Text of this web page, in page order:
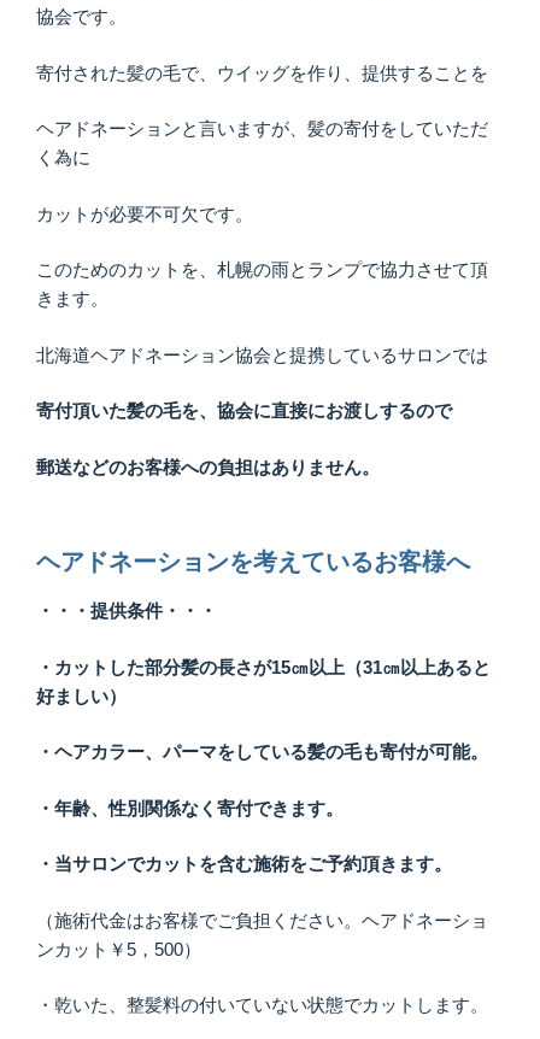
協会です。
寄付された髪の毛で、ウイッグを作り、提供することを
ヘアドネーションと言いますが、髪の寄付をしていただ
く為に
カットが必要不可欠です。
このためのカットを、札幌の雨とランプで協力させて頂
きます。
北海道ヘアドネーション協会と提携しているサロンでは
寄付頂いた髪の毛を、協会に直接にお渡しするので
郵送などのお客様への負担はありません。
ヘアドネーションを考えているお客様へ
・・・提供条件・・・
・カットした部分髪の長さが15㎝以上（31㎝以上あると
好ましい）
・ヘアカラー、パーマをしている髪の毛も寄付が可能。
・年齢、性別関係なく寄付できます。
・当サロンでカットを含む施術をご予約頂きます。
（施術代金はお客様でご負担ください。ヘアドネーショ
ンカット￥5，500）
・乾いた、整髪料の付いていない状態でカットします。